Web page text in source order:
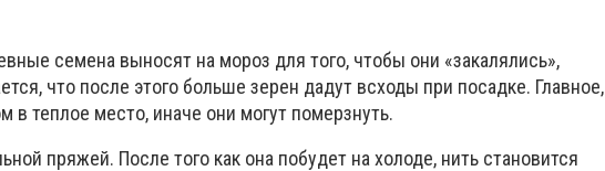
семена выносят на мороз для того, чтобы они «закалялись»,
что после этого больше зерен дадут всходы при посадке. Главное,
в теплое место, иначе они могут померзнуть.
пряжей. После того как она побудет на холоде, нить становится